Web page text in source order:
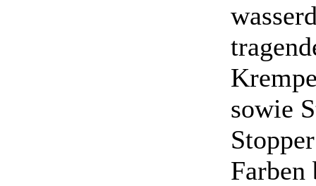
sowie
Farben